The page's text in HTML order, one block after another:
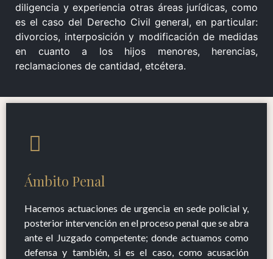
diligencia y experiencia otras áreas jurídicas, como
es el caso del Derecho Civil general, en particular:
divorcios, interposición y modificación de medidas
en cuanto a los hijos menores, herencias,
reclamaciones de cantidad, etcétera.
Ámbito Penal
Hacemos actuaciones de urgencia en sede policial y,
posterior intervención en el proceso penal que se abra
ante el Juzgado competente; donde actuamos como
defensa y también, si es el caso, como acusación